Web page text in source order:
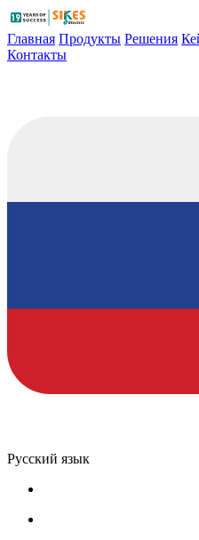
Главная Продукты Решения
Контакты
Русский язык